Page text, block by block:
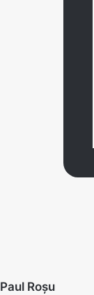
Paul Roșusays: